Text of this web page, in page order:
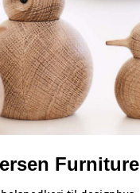
Furniture